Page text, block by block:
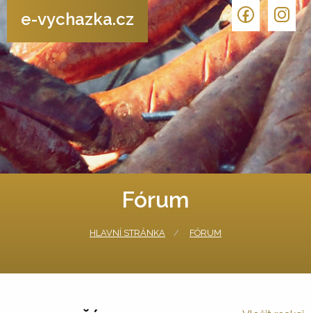
e-vychazka.cz
Fórum
HLAVNÍ STRÁNKA FÓRUM